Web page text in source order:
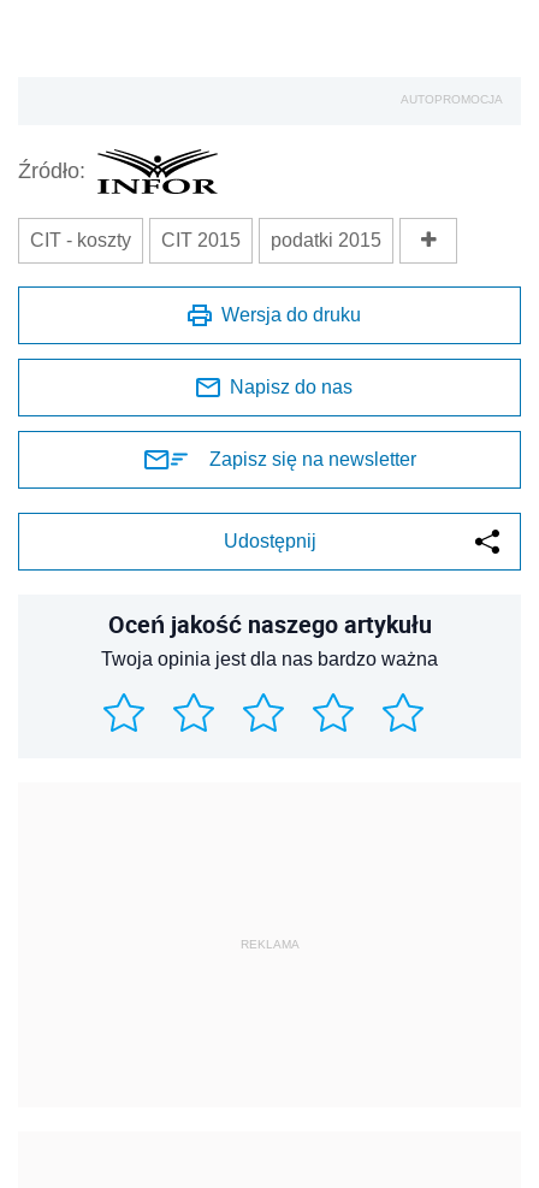
AUTOPROMOCJA
Źródło:
CIT - koszty CIT 2015 podatki 2015
Wersja do druku
Napisz do nas
Zapisz się na newsletter
Udostępnij
Oceń jakość naszego artykułu
Twoja opinia jest dla nas bardzo ważna
REKLAMA